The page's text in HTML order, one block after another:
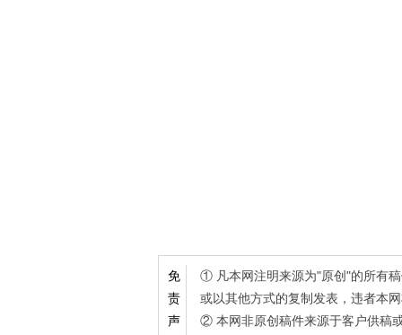
免
责
声
① 凡本网注明来源为"原创"的所有
或以其他方式的复制发表，违者本
② 本网非原创稿件来源于客户供稿